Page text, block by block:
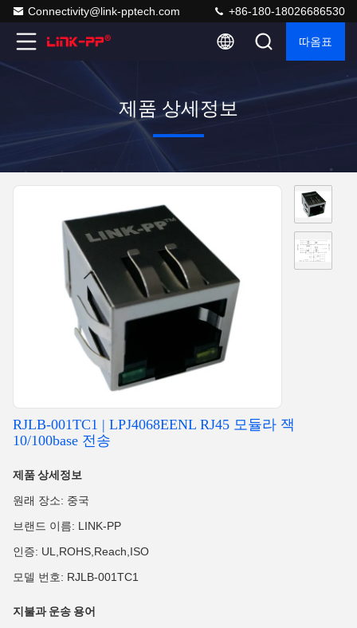
Connectivity@link-pptech.com +86-180-18026686530
따옴표
제품 상세정보
RJLB-001TC1 | LPJ4068EENL RJ45 모듈라 잭
10/100base 전송
제품 상세정보
원래 장소: 중국
브랜드 이름: LINK-PP
인증: UL,ROHS,Reach,ISO
모델 번호: RJLB-001TC1
지불과 운송 용어